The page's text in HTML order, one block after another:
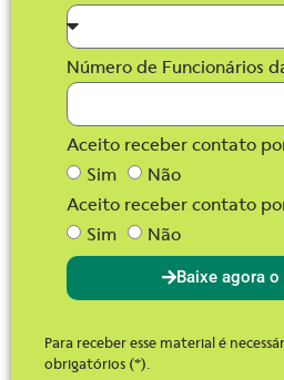
Número de Funcionários
Aceito receber contato
Sim
Não
Aceito receber contato
Sim
Não
Baixe agora o
Para receber esse material é
obrigatórios (*).